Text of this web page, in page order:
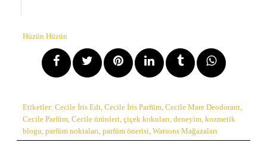
Hüzün Hüzün
Etiketler: Cecile İris Edt Cecile İris Parfüm Cecile Mare Deodorant
Cecile Parfüm Cecile ürünleri çiçek kokuları deneyim kozmetik
blogu parfüm noktaları parfüm önerisi Watsons Mağazaları